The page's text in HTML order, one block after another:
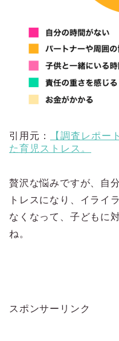
引用元：
【調査レポー
た育児ストレス。
贅沢な悩みですが、自
トレスになり、イライ
なくなって、子どもに
ね。
スポンサーリンク